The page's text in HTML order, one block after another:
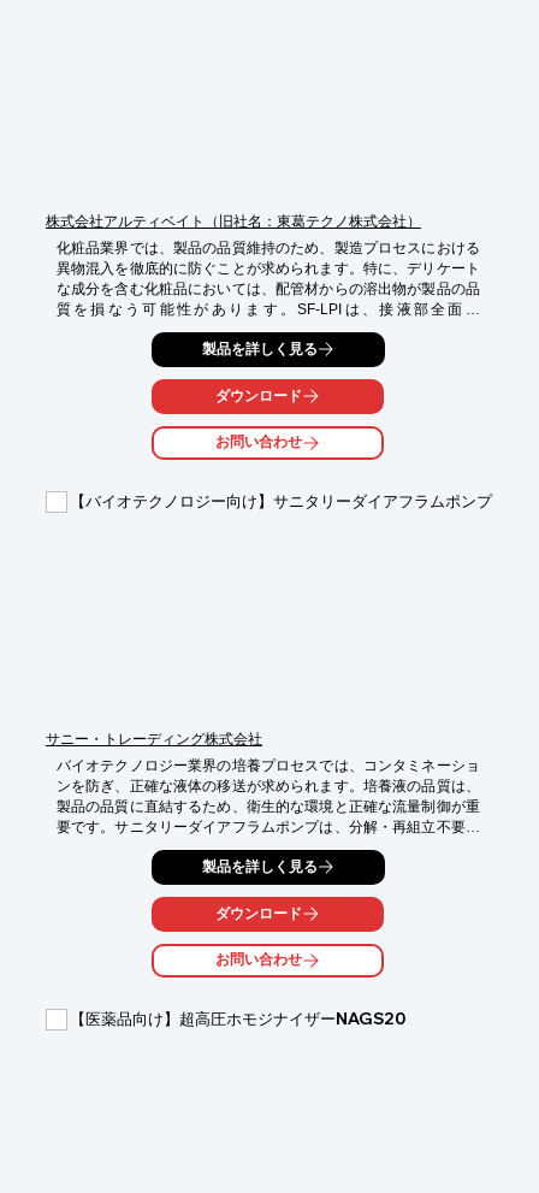
株式会社アルティベイト（旧社名：東葛テクノ株式会社）
化粧品業界では、製品の品質維持のため、製造プロセスにおける
異物混入を徹底的に防ぐことが求められます。特に、デリケート
な成分を含む化粧品においては、配管材からの溶出物が製品の品
質を損なう可能性があります。SF-LPIは、接液部全面に
PFA/PTFEライニングを施し、不純物の溶出を抑制することで、
化粧品の品質保持に貢献します。
【活用シーン】
・化粧品原料の輸送
・製造ラインでの充填工程
・クリーンルーム内での使用
・製品への異物混入リスクを低減
製品を詳しく見る
ダウンロード
お問い合わせ
【バイオテクノロジー向け】サニタリーダイアフラムポンプ
サニー・トレーディング株式会社
バイオテクノロジー業界の培養プロセスでは、コンタミネーショ
ンを防ぎ、正確な液体の移送が求められます。培養液の品質は、
製品の品質に直結するため、衛生的な環境と正確な流量制御が重
要です。サニタリーダイアフラムポンプは、分解・再組立不要の
CIP/SIPシステム対応で、高い衛生性を実現します。
【活用シーン】
*   発酵プロセス
*   洗浄・滅菌時間の短縮
製品を詳しく見る
ダウンロード
お問い合わせ
【医薬品向け】超高圧ホモジナイザーNAGS20